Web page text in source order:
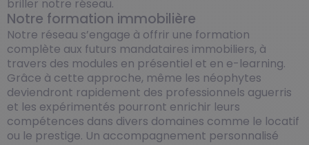
briller notre réseau.
Notre formation immobilière
Notre réseau s’engage à offrir une formation
complète aux futurs mandataires immobiliers, à
travers des modules en présentiel et en e-learning.
Grâce à cette approche, même les néophytes
deviendront rapidement des professionnels aguerris
et les expérimentés pourront enrichir leurs
compétences dans divers domaines comme le locatif
ou le prestige. Un accompagnement personnalisé